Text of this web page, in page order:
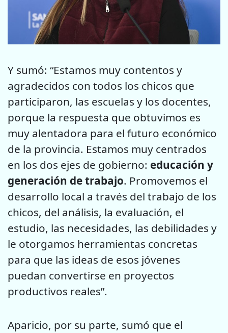
Y sumó: “Estamos muy contentos y
agradecidos con todos los chicos que
participaron, las escuelas y los docentes,
porque la respuesta que obtuvimos es
muy alentadora para el futuro económico
de la provincia. Estamos muy centrados
en los dos ejes de gobierno: educación y
generación de trabajo. Promovemos el
desarrollo local a través del trabajo de los
chicos, del análisis, la evaluación, el
estudio, las necesidades, las debilidades y
le otorgamos herramientas concretas
para que las ideas de esos jóvenes
puedan convertirse en proyectos
productivos reales”.
Aparicio, por su parte, sumó que el